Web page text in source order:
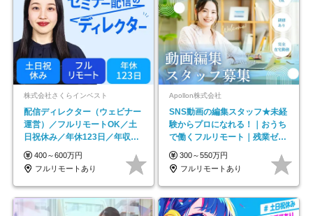
株式会社さくらインベスト
配信ディレクター（ウェビナー
運営）／フルリモートOK／土
日祝休み／年休123日／年収
600万円可
400～600万円
フルリモートあり
Apollon株式会社
SNS動画の編集スタッフ★未経
験からプロになれる！｜おうち
で働くフルリモート｜残業ゼロ
で18時退勤◎
300～550万円
フルリモートあり